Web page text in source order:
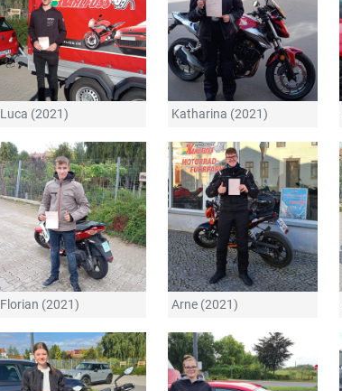
Luca (2021) Katharina (2021)
Florian (2021) Arne (2021)